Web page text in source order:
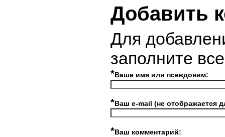
Добавить
Для
заполните
*Ваше имя или псевдоним:
*Ваш e-mail (не отображается
*Ваш комментарий: